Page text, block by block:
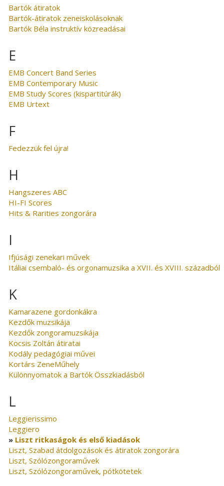
Bartók átiratok
Bartók-átiratok zeneiskolásoknak
Bartók Béla instruktív közreadásai
E
EMB Concert Band Series
EMB Contemporary Music
EMB Study Scores (kispartitúrák)
EMB Urtext
F
Fedezzük fel újra!
H
Hangszeres ABC
HI-FI Scores
Hits & Rarities zongorára
I
Ifjúsági zenekari művek
Itáliai csembaló- és orgonamuzsika a XVII. és XVIII. századból
K
Kamarazene gordonkákra
Kezdők muzsikája
Kezdők zongoramuzsikája
Kocsis Zoltán átiratai
Kodály pedagógiai művei
Kortárs ZeneMűhely
Különnyomatok a Bartók Összkiadásból
L
Leggierissimo
Leggiero
Liszt ritkaságok és első kiadások
Liszt, Szabad átdolgozások és átiratok zongorára
Liszt, Szólózongoraművek
Liszt, Szólózongoraművek, pótkötetek